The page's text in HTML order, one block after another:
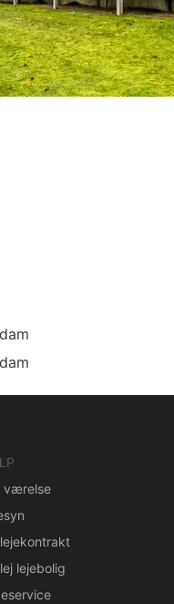
værelse
lejebolig